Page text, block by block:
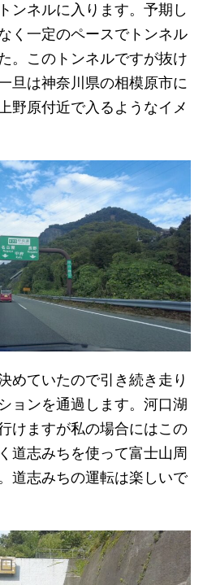
ンネルに入ります。予期し
く一定のペースでトンネル
。このトンネルですが抜け
旦は神奈川県の相模原市に
野原付近で入るようなイメ
めていたので引き続き走り
ョンを通過します。河口湖
けますが私の場合にはこの
道志みちを使って富士山周
道志みちの運転は楽しいで